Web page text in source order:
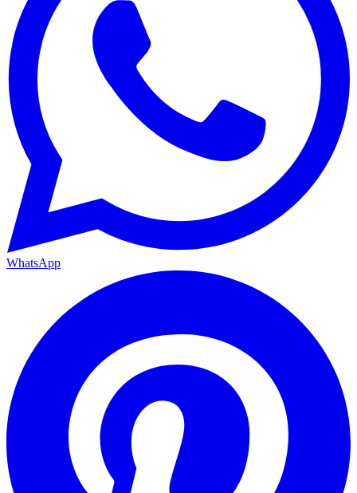
WhatsApp